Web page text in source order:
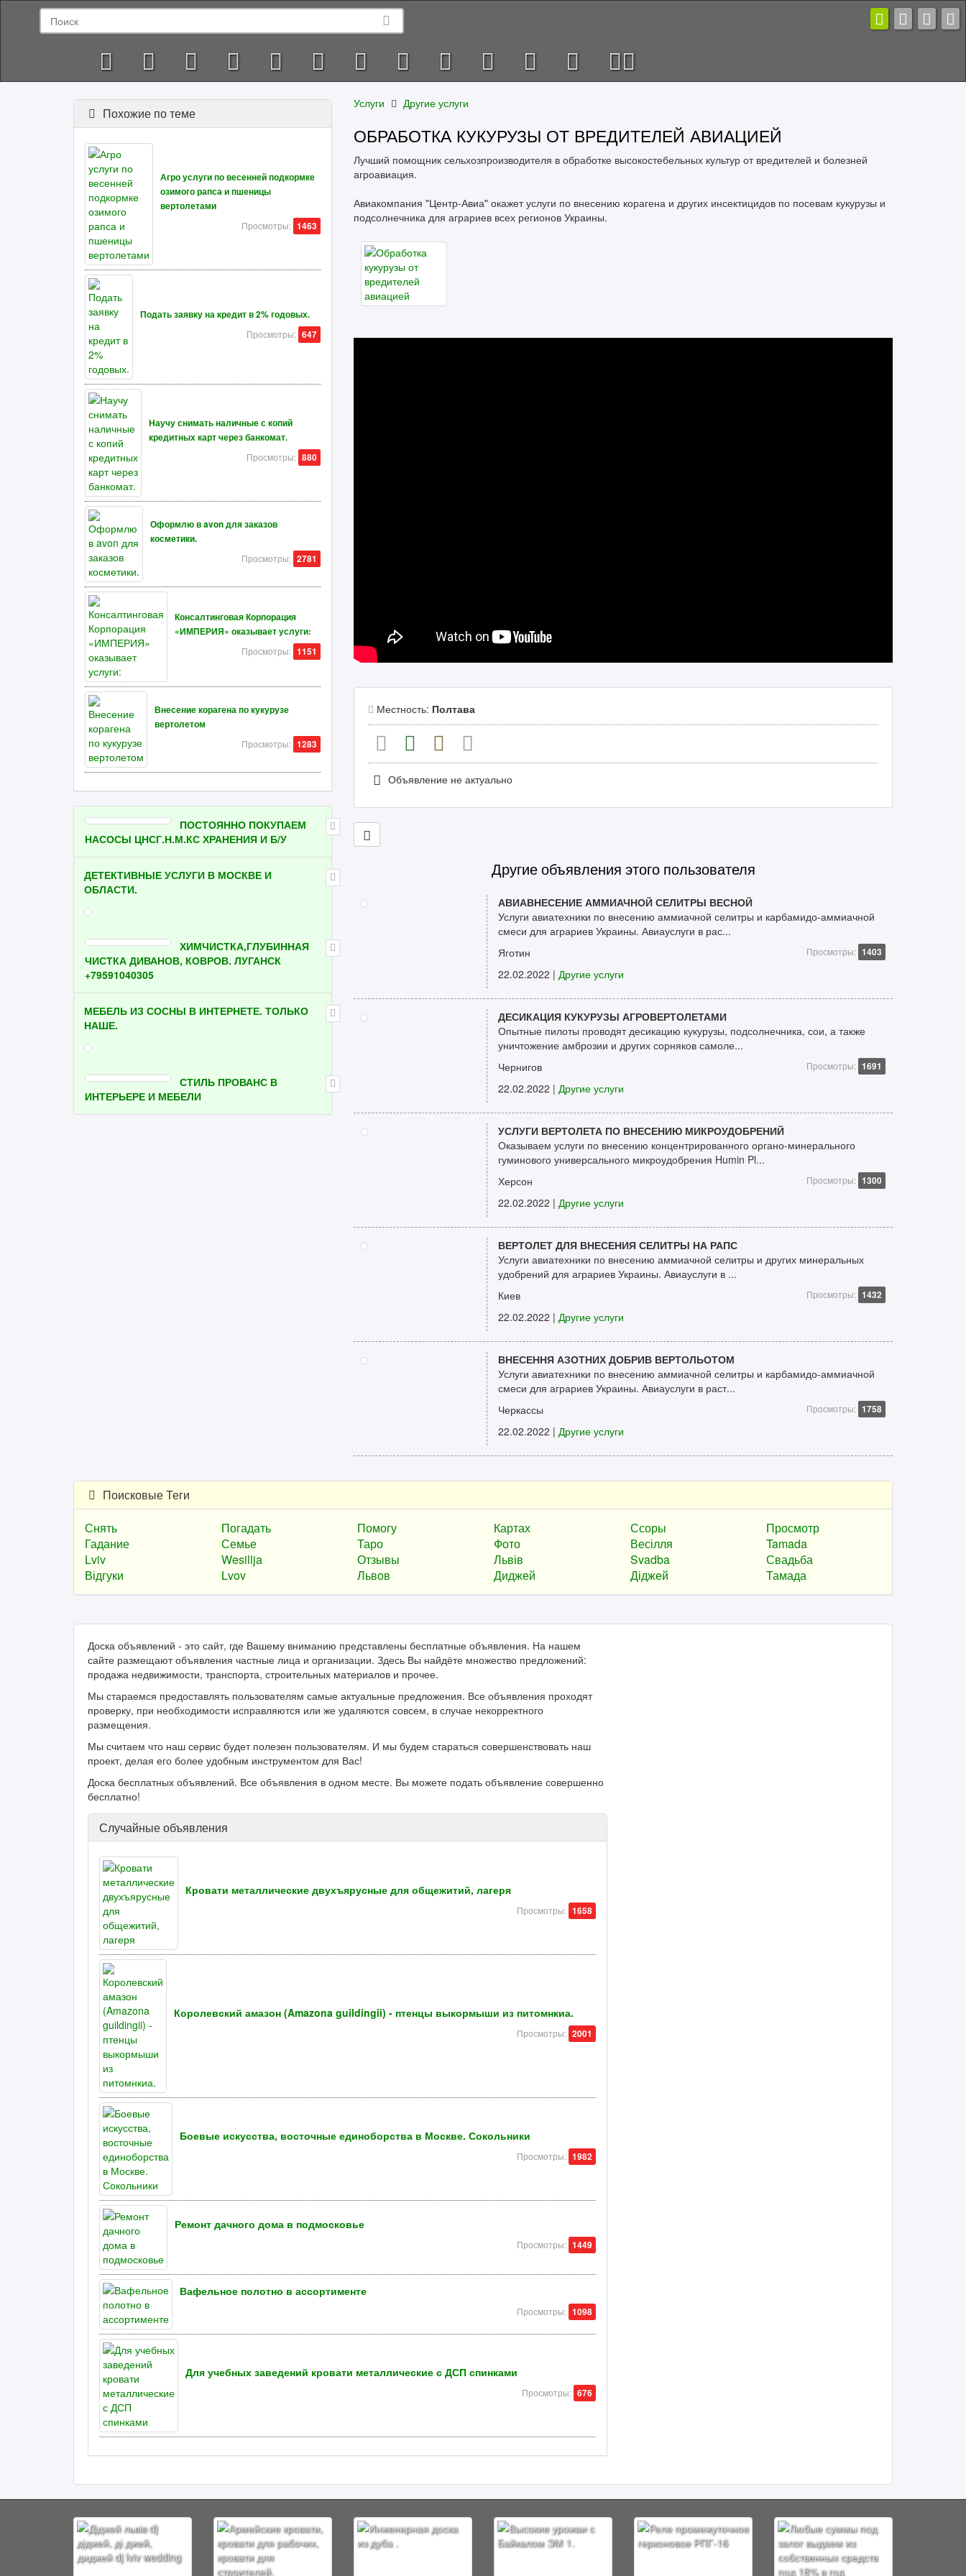
Услуги Другие услуги
ОБРАБОТКА КУКУРУЗЫ ОТ ВРЕДИТЕЛЕЙ АВИАЦИЕЙ
Лучший помощник сельхозпроизводителя в обработке высокостебельных культур от вредителей и болезней
агроавиация.
Авиакомпания "Центр-Авиа" окажет услуги по внесению корагена и других инсектицидов по посевам кукурузы и
подсолнечника для аграриев всех регионов Украины.
Местность: Полтава
Объявление не актуально
Другие объявления этого пользователя
АВИАВНЕСЕНИЕ АММИАЧНОЙ СЕЛИТРЫ ВЕСНОЙ
Услуги авиатехники по внесению аммиачной селитры и карбамидо-аммиачной
смеси для аграриев Украины. Авиауслуги в рас...
Яготин
Просмотры: 1403
22.02.2022 | Другие услуги
ДЕСИКАЦИЯ КУКУРУЗЫ АГРОВЕРТОЛЕТАМИ
Опытные пилоты проводят десикацию кукурузы, подсолнечника, сои, а также
уничтожение амброзии и других сорняков самоле...
Чернигов
Просмотры: 1691
22.02.2022 | Другие услуги
УСЛУГИ ВЕРТОЛЕТА ПО ВНЕСЕНИЮ МИКРОУДОБРЕНИЙ
Оказываем услуги по внесению концентрированного органо-минерального
гуминового универсального микроудобрения Humin Pl...
Херсон
Просмотры: 1300
22.02.2022 | Другие услуги
ВЕРТОЛЕТ ДЛЯ ВНЕСЕНИЯ СЕЛИТРЫ НА РАПС
Услуги авиатехники по внесению аммиачной селитры и других минеральных
удобрений для аграриев Украины. Авиауслуги в ...
Киев
Просмотры: 1432
22.02.2022 | Другие услуги
ВНЕСЕННЯ АЗОТНИХ ДОБРИВ ВЕРТОЛЬОТОМ
Услуги авиатехники по внесению аммиачной селитры и карбамидо-аммиачной
смеси для аграриев Украины. Авиауслуги в раст...
Черкассы
Просмотры: 1758
22.02.2022 | Другие услуги
Похожие по теме
Агро услуги по весенней подкормке
озимого рапса и пшеницы
вертолетами
Просмотры: 1463
Подать заявку на кредит в 2% годовых.
Просмотры: 647
Научу снимать наличные с копий
кредитных карт через банкомат.
Просмотры: 880
Оформлю в avon для заказов
косметики.
Просмотры: 2781
Консалтинговая Корпорация
«ИМПЕРИЯ» оказывает услуги:
Просмотры: 1151
Внесение корагена по кукурузе
вертолетом
Просмотры: 1283
ПОСТОЯННО ПОКУПАЕМ
НАСОСЫ ЦНСГ.Н.М.КС ХРАНЕНИЯ И Б/У
ДЕТЕКТИВНЫЕ УСЛУГИ В МОСКВЕ И
ОБЛАСТИ.
ХИМЧИСТКА,ГЛУБИННАЯ
ЧИСТКА ДИВАНОВ, КОВРОВ. ЛУГАНСК
+79591040305
МЕБЕЛЬ ИЗ СОСНЫ В ИНТЕРНЕТЕ. ТОЛЬКО
НАШЕ.
СТИЛЬ ПРОВАНС В
ИНТЕРЬЕРЕ И МЕБЕЛИ
Поисковые Теги
Снять
Погадать Помогу Картах Ссоры
Просмотр
Гадание
Семье Таро Фото Весілля
Tamada
Lviv
Wesillja Отзывы Львів Svadba
Свадьба
Відгуки
Lvov Львов Диджей Діджей Тамада
Доска объявлений - это сайт, где Вашему вниманию представлены бесплатные объявления. На нашем
сайте размещают объявления частные лица и организации. Здесь Вы найдёте множество предложений:
продажа недвижимости, транспорта, строительных материалов и прочее.
Мы стараемся предоставлять пользователям самые актуальные предложения. Все объявления проходят
проверку, при необходимости исправляются или же удаляются совсем, в случае некорректного
размещения.
Мы считаем что наш сервис будет полезен пользователям. И мы будем стараться совершенствовать наш
проект, делая его более удобным инструментом для Вас!
Доска бесплатных объявлений. Все объявления в одном месте. Вы можете подать объявление совершенно
бесплатно!
Случайные объявления
Кровати металлические двухъярусные для общежитий, лагеря
Просмотры: 1658
Королевский амазон (Amazona guildingii) - птенцы выкормыши из питомнкиа.
Просмотры: 2001
Боевые искусства, восточные единоборства в Москве. Сокольники
Просмотры: 1982
Ремонт дачного дома в подмосковье
Просмотры: 1449
Вафельное полотно в ассортименте
Просмотры: 1098
Для учебных заведений кровати металлические с ДСП спинками
Просмотры: 676